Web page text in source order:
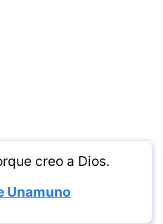
creo a Dios.
Unamuno